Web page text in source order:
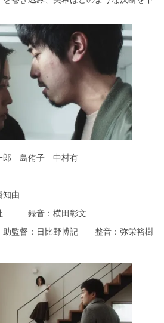
郎 島侑子 中村有
知由
社 録音：横田彰文
助監督：日比野博記 整音：弥栄裕樹